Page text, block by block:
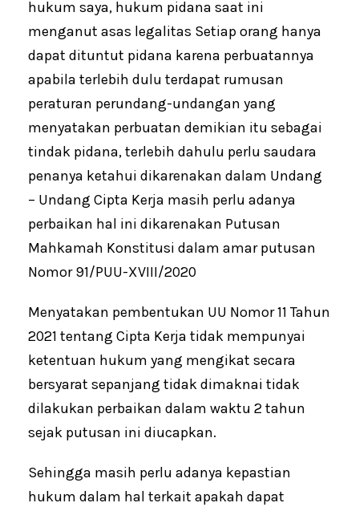
hukum saya, hukum pidana saat ini
menganut asas legalitas Setiap orang hanya
dapat dituntut pidana karena perbuatannya
apabila terlebih dulu terdapat rumusan
peraturan perundang-undangan yang
menyatakan perbuatan demikian itu sebagai
tindak pidana, terlebih dahulu perlu saudara
penanya ketahui dikarenakan dalam Undang
– Undang Cipta Kerja masih perlu adanya
perbaikan hal ini dikarenakan Putusan
Mahkamah Konstitusi dalam amar putusan
Nomor 91/PUU-XVIII/2020
Menyatakan pembentukan UU Nomor 11 Tahun
2021 tentang Cipta Kerja tidak mempunyai
ketentuan hukum yang mengikat secara
bersyarat sepanjang tidak dimaknai tidak
dilakukan perbaikan dalam waktu 2 tahun
sejak putusan ini diucapkan.
Sehingga masih perlu adanya kepastian
hukum dalam hal terkait apakah dapat